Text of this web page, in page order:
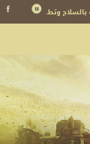
وتطويره لردع كل من